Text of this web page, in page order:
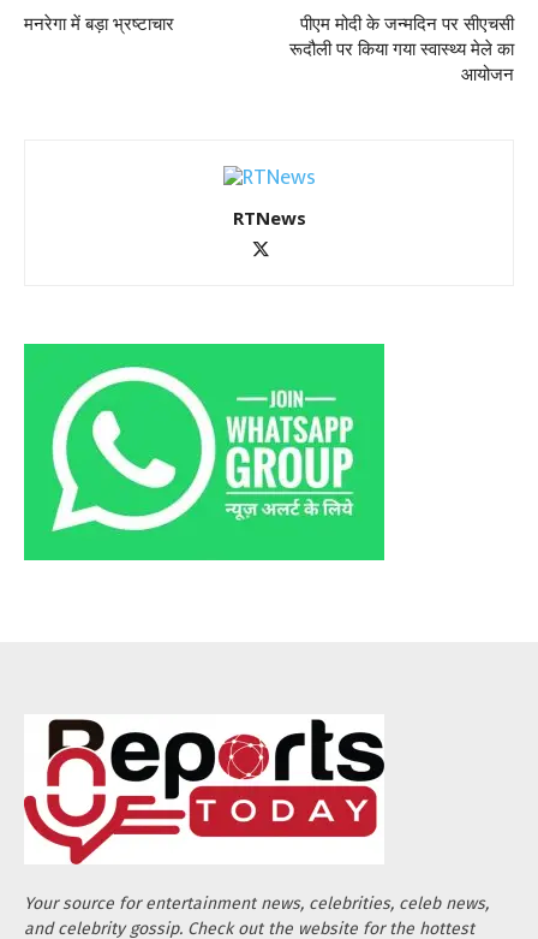
मनरेगा में बड़ा भ्रष्टाचार
पीएम मोदी के जन्मदिन पर सीएचसी
रूदौली पर किया गया स्वास्थ्य मेले का
आयोजन
RTNews
Your source for entertainment news, celebrities, celeb news,
and celebrity gossip. Check out the website for the hottest